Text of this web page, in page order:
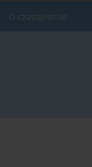
O czasopiśmie